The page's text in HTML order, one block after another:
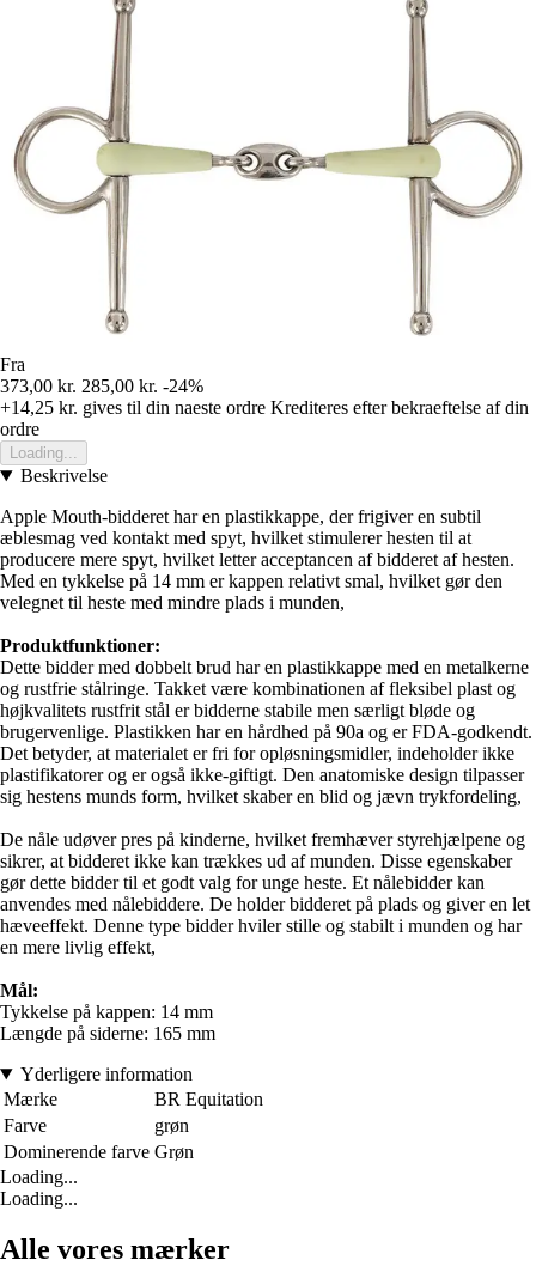
Fra
373,00 kr. 285,00 kr. -24%
+14,25 kr. gives til din naeste ordre Krediteres efter bekraeftelse af din
ordre
Loading...
Beskrivelse
Apple Mouth-bidderet har en plastikkappe, der frigiver en subtil
æblesmag ved kontakt med spyt, hvilket stimulerer hesten til at
producere mere spyt, hvilket letter acceptancen af bidderet af hesten.
Med en tykkelse på 14 mm er kappen relativt smal, hvilket gør den
velegnet til heste med mindre plads i munden,
Produktfunktioner:
Dette bidder med dobbelt brud har en plastikkappe med en metalkerne
og rustfrie stålringe. Takket være kombinationen af fleksibel plast og
højkvalitets rustfrit stål er bidderne stabile men særligt bløde og
brugervenlige. Plastikken har en hårdhed på 90a og er FDA-godkendt.
Det betyder, at materialet er fri for opløsningsmidler, indeholder ikke
plastifikatorer og er også ikke-giftigt. Den anatomiske design tilpasser
sig hestens munds form, hvilket skaber en blid og jævn trykfordeling,
De nåle udøver pres på kinderne, hvilket fremhæver styrehjælpene og
sikrer, at bidderet ikke kan trækkes ud af munden. Disse egenskaber
gør dette bidder til et godt valg for unge heste. Et nålebidder kan
anvendes med nålebiddere. De holder bidderet på plads og giver en let
hæveeffekt. Denne type bidder hviler stille og stabilt i munden og har
en mere livlig effekt,
Mål:
Tykkelse på kappen: 14 mm
Længde på siderne: 165 mm
Yderligere information
Mærke
BR Equitation
Farve
grøn
Dominerende farve Grøn
Loading...
Loading...
Alle vores mærker